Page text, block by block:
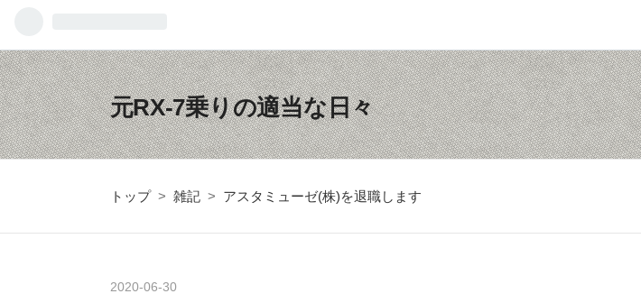
元RX-7乗りの適当な日々
トップ > 雑記 > アスタミューゼ(株)を退職します
2020-06-30